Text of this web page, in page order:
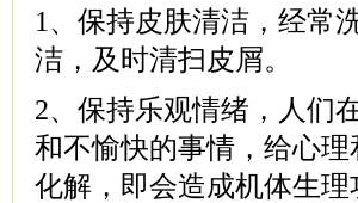
1、保持皮肤清洁，经常
洁，及时清扫皮屑。
2、保持乐观情绪，人们
和不愉快的事情，给心
化解，即会造成机体生